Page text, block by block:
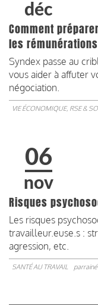
déc
Comment
les
Syndex passe au
vous aider à affuter
négociation.
VIE ÉCONOMIQUE, RSE &
06
nov
Risques
Les risques
travailleur.euse.s :
agression, etc.
SANTÉ AU TRAVAIL